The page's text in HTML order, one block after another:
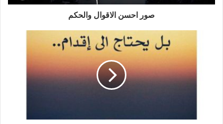
صور احسن الاقوال والحكم